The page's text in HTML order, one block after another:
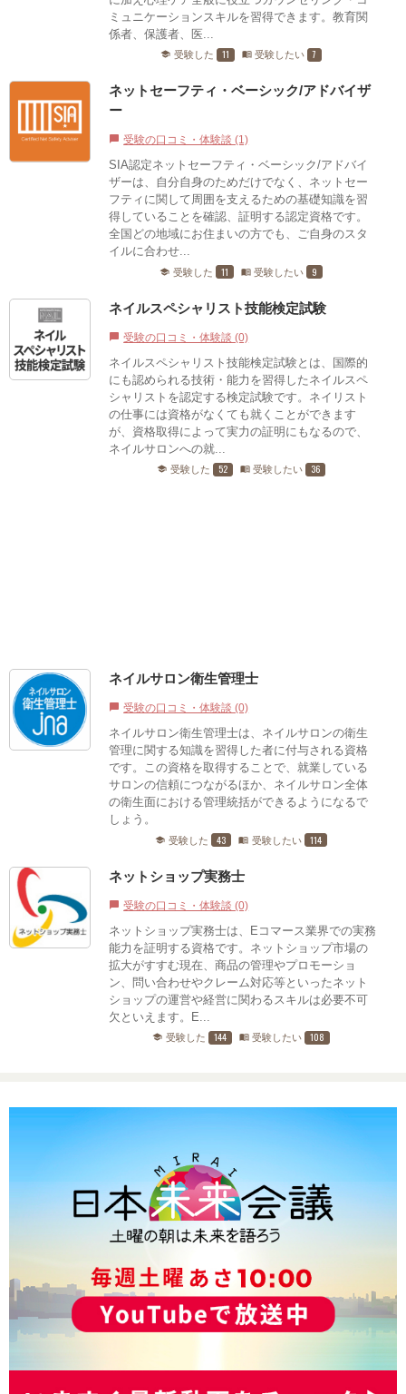
ミュニケーションスキルを習得できます。教育関
係者、保護者、医...
school 受験した 11 menu_book 受験したい 7
ネットセーフティ・ベーシック/アドバイザ
ー
chat_bubble 受験の口コミ・体験談 (1)
SIA認定ネットセーフティ・ベーシック/アドバイ
ザーは、自分自身のためだけでなく、ネットセー
フティに関して周囲を支えるための基礎知識を習
得していることを確認、証明する認定資格です。
全国どの地域にお住まいの方でも、ご自身のスタ
イルに合わせ...
school 受験した 11 menu_book 受験したい 9
ネイルスペシャリスト技能検定試験
chat_bubble 受験の口コミ・体験談 (0)
ネイルスペシャリスト技能検定試験とは、国際的
にも認められる技術・能力を習得したネイルスペ
シャリストを認定する検定試験です。ネイリスト
の仕事には資格がなくても就くことができます
が、資格取得によって実力の証明にもなるので、
ネイルサロンへの就...
school 受験した 52 menu_book 受験したい 36
ネイルサロン衛生管理士
chat_bubble 受験の口コミ・体験談 (0)
ネイルサロン衛生管理士は、ネイルサロンの衛生
管理に関する知識を習得した者に付与される資格
です。この資格を取得することで、就業している
サロンの信頼につながるほか、ネイルサロン全体
の衛生面における管理統括ができるようになるで
しょう。
school 受験した 43 menu_book 受験したい 114
ネットショップ実務士
chat_bubble 受験の口コミ・体験談 (0)
ネットショップ実務士は、Eコマース業界での実務
能力を証明する資格です。ネットショップ市場の
拡大がすすむ現在、商品の管理やプロモーショ
ン、問い合わせやクレーム対応等といったネット
ショップの運営や経営に関わるスキルは必要不可
欠といえます。E...
school 受験した 144 menu_book 受験したい 108